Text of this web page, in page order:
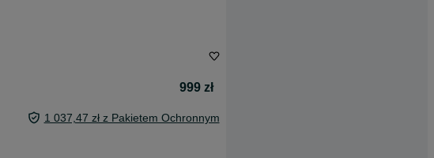
999 zł
1 037,47 zł z Pakietem Ochronnym